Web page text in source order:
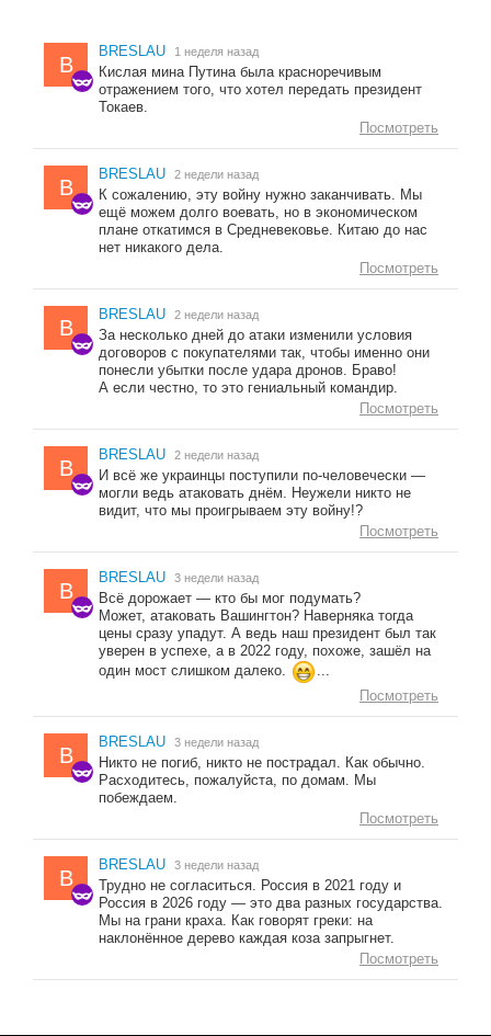
B
BRESLAU 1 неделя назад
Кислая мина Путина была красноречивым
отражением того, что хотел передать президент
Токаев.
Посмотреть
B
BRESLAU 2 недели назад
К сожалению, эту войну нужно заканчивать. Мы
ещё можем долго воевать, но в экономическом
плане откатимся в Средневековье. Китаю до нас
нет никакого дела.
Посмотреть
B
BRESLAU 2 недели назад
За несколько дней до атаки изменили условия
договоров с покупателями так, чтобы именно они
понесли убытки после удара дронов. Браво!
А если честно, то это гениальный командир.
Посмотреть
B
BRESLAU 2 недели назад
И всё же украинцы поступили по-человечески —
могли ведь атаковать днём. Неужели никто не
видит, что мы проигрываем эту войну!?
Посмотреть
B
BRESLAU 3 недели назад
Всё дорожает — кто бы мог подумать?
Может, атаковать Вашингтон? Наверняка тогда
цены сразу упадут. А ведь наш президент был так
уверен в успехе, а в 2022 году, похоже, зашёл на
один мост слишком далеко.
...
Посмотреть
B
BRESLAU 3 недели назад
Никто не погиб, никто не пострадал. Как обычно.
Расходитесь, пожалуйста, по домам. Мы
побеждаем.
Посмотреть
B
BRESLAU 3 недели назад
Трудно не согласиться. Россия в 2021 году и
Россия в 2026 году — это два разных государства.
Мы на грани краха. Как говорят греки: на
наклонённое дерево каждая коза запрыгнет.
Посмотреть